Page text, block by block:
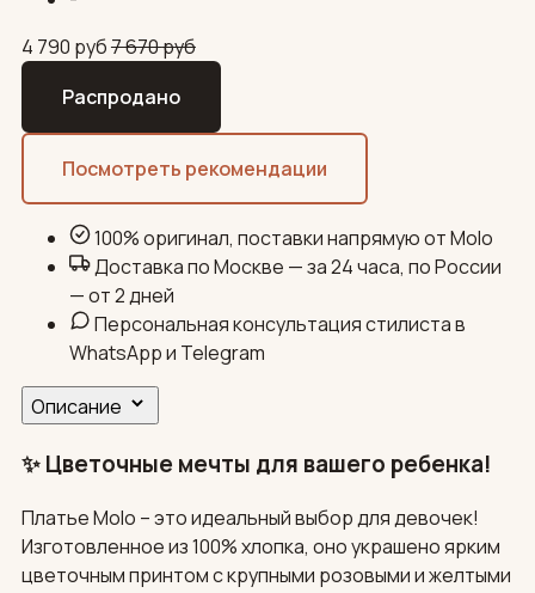
4 790 руб7 670руб
Распродано
Посмотреть рекомендации
100% оригинал, поставки напрямую от Molo
Доставка по Москве — за 24 часа, по России
— от 2 дней
Персональная консультация стилиста в
WhatsApp и Telegram
Описание
✨ Цветочные мечты для вашего ребенка!
Платье Molo – это идеальный выбор для девочек!
Изготовленное из 100% хлопка, оно украшено ярким
цветочным принтом с крупными розовыми и желтыми